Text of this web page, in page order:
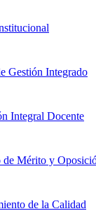
Gestión Integrado
Integral Docente
de Mérito y
de la Calidad